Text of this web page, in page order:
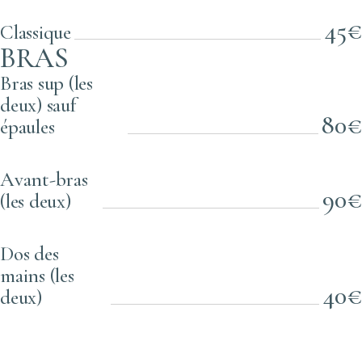
Classique 45€
BRAS
Bras sup (les
deux) sauf
épaules
80€
Avant-bras
(les deux)
90€
Dos des
mains (les
deux)
40€